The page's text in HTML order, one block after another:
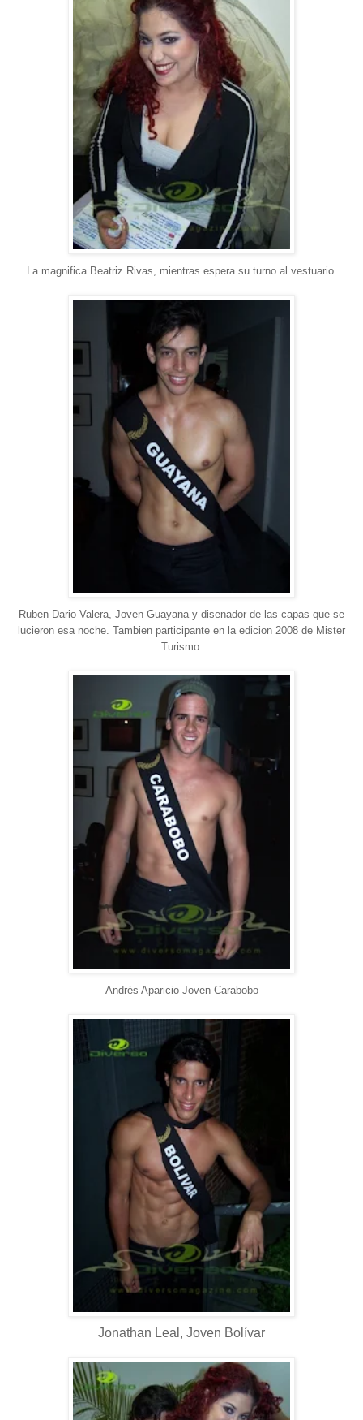
La magnifica Beatriz Rivas, mientras espera su turno al vestuario.
Ruben Dario Valera, Joven Guayana y disenador de las capas que se
lucieron esa noche. Tambien participante en la edicion 2008 de Mister
Turismo.
Andrés Aparicio Joven Carabobo
Jonathan Leal, Joven Bolívar